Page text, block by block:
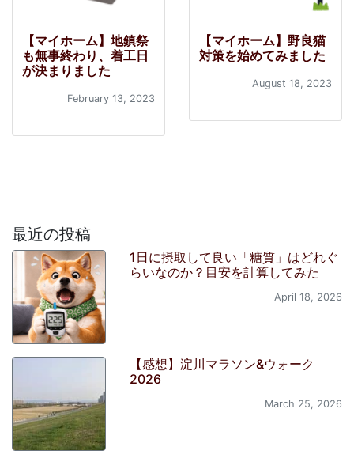
【マイホーム】地鎮祭
も無事終わり、着工日
が決まりました
February 13, 2023
【マイホーム】野良猫
対策を始めてみました
August 18, 2023
最近の投稿
1日に摂取して良い「糖質」はどれぐ
らいなのか？目安を計算してみた
April 18, 2026
【感想】淀川マラソン&ウォーク
2026
March 25, 2026